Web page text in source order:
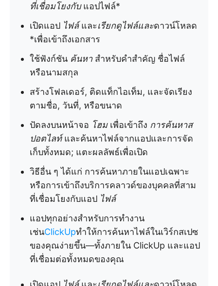
ที่เชื่อมโยงกับแอปไฟล์*
เปิดแอป ไฟล์และเรียกดูไฟล์และดาวน์โหลด
*เพื่อเข้าถึงเอกสาร
ใช้ฟังก์ชัน ค้นหา สำหรับคำสำคัญ ชื่อไฟล์
หรือนามสกุล
สร้างโฟลเดอร์, ติดแท็กไอเท็ม, และจัดเรียง
ตามชื่อ, วันที่, หรือขนาด
ปัดลงบนหน้าจอ โฮม เพื่อเข้าถึง การค้นหาส
ปอตไลท์ และค้นหาไฟล์จากแอปและการจัด
เก็บทั้งหมด; แตะผลลัพธ์เพื่อเปิด
วิธีอื่น ๆ ได้แก่ การค้นหาภายในแอปเฉพาะ
หรือการเข้าถึงบริการคลาวด์ของบุคคลที่สาม
ที่เชื่อมโยงกับแอป ไฟล์
แอปทุกอย่างสำหรับการทำงาน
เช่นClickUpทำให้การค้นหาไฟล์ในเวิร์กสเปซ
ของคุณง่ายขึ้น—ทั้งภายใน ClickUp และแอป
ที่เชื่อมต่อทั้งหมดของคุณ